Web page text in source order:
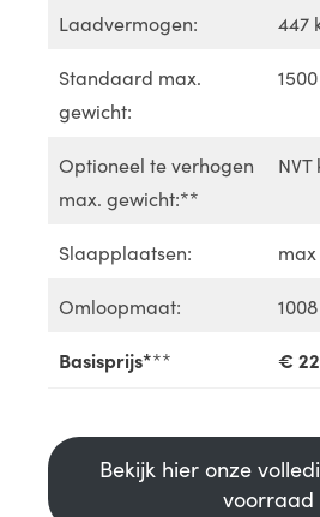
Laadvermogen: 447
Standaard max.
gewicht:
Optioneel te verhogen
max. gewicht:**
NVT
Slaapplaatsen:
Omloopmaat:
Basisprijs*** €
Bekijk hier onze
voorraad